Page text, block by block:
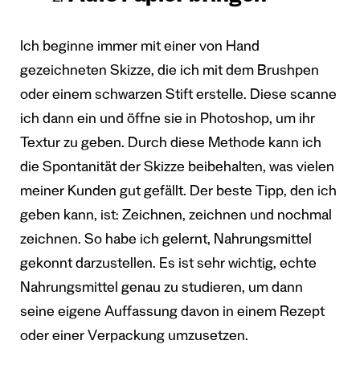
Ich beginne immer mit einer von Hand
gezeichneten Skizze, die ich mit dem Brushpen
oder einem schwarzen Stift erstelle. Diese scanne
ich dann ein und öffne sie in Photoshop, um ihr
Textur zu geben. Durch diese Methode kann ich
die Spontanität der Skizze beibehalten, was vielen
meiner Kunden gut gefällt. Der beste Tipp, den ich
geben kann, ist: Zeichnen, zeichnen und nochmal
zeichnen. So habe ich gelernt, Nahrungsmittel
gekonnt darzustellen. Es ist sehr wichtig, echte
Nahrungsmittel genau zu studieren, um dann
seine eigene Auffassung davon in einem Rezept
oder einer Verpackung umzusetzen.